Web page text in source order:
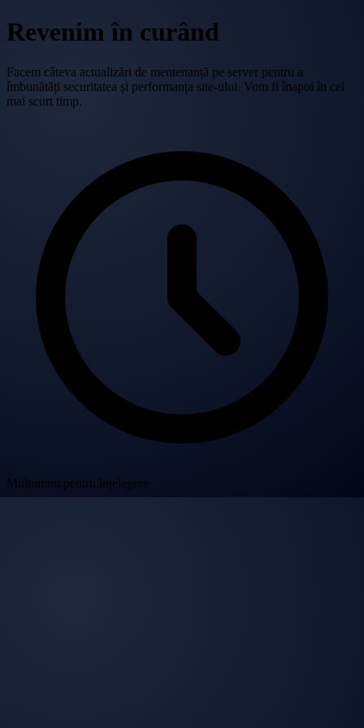
Revenim în curând
Facem câteva actualizări de mentenanță pe server pentru a
îmbunătăți securitatea și performanța site-ului. Vom fi înapoi în cel
mai scurt timp.
Mulțumim pentru înțelegere